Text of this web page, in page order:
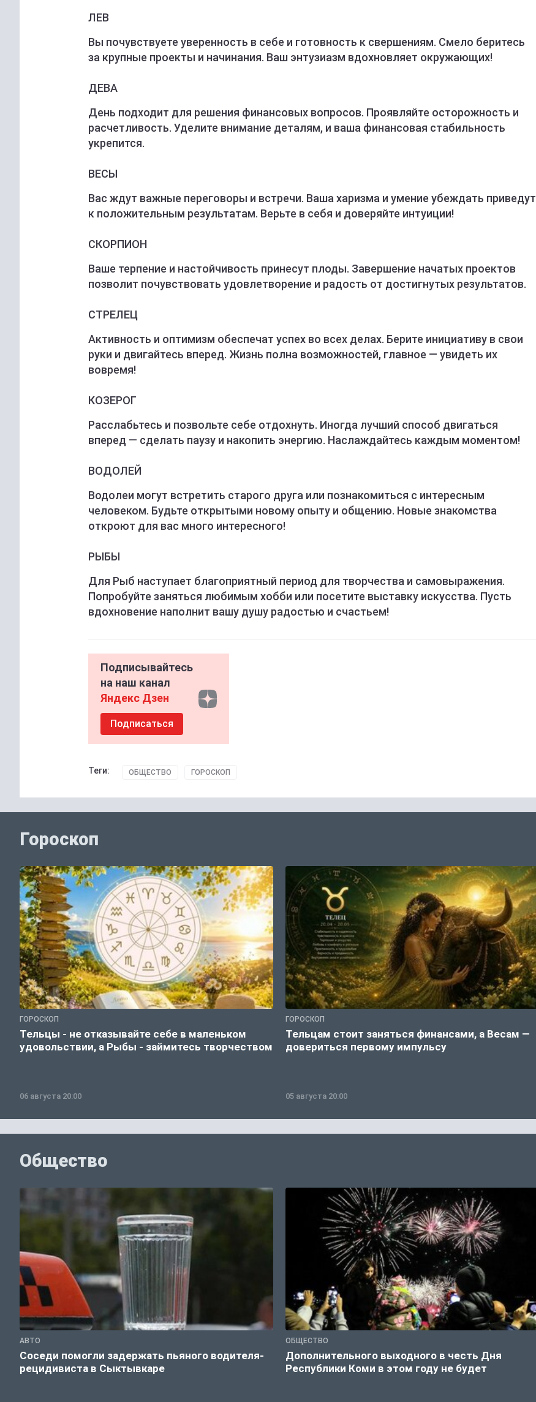
ЛЕВ
Вы почувствуете уверенность в себе и готовность к свершениям. Смело беритесь
за крупные проекты и начинания. Ваш энтузиазм вдохновляет окружающих!
ДЕВА
День подходит для решения финансовых вопросов. Проявляйте осторожность и
расчетливость. Уделите внимание деталям, и ваша финансовая стабильность
укрепится.
ВЕСЫ
Вас ждут важные переговоры и встречи. Ваша харизма и умение убеждать приведут
к положительным результатам. Верьте в себя и доверяйте интуиции!
СКОРПИОН
Ваше терпение и настойчивость принесут плоды. Завершение начатых проектов
позволит почувствовать удовлетворение и радость от достигнутых результатов.
СТРЕЛЕЦ
Активность и оптимизм обеспечат успех во всех делах. Берите инициативу в свои
руки и двигайтесь вперед. Жизнь полна возможностей, главное — увидеть их
вовремя!
КОЗЕРОГ
Расслабьтесь и позвольте себе отдохнуть. Иногда лучший способ двигаться
вперед — сделать паузу и накопить энергию. Наслаждайтесь каждым моментом!
ВОДОЛЕЙ
Водолеи могут встретить старого друга или познакомиться с интересным
человеком. Будьте открытыми новому опыту и общению. Новые знакомства
откроют для вас много интересного!
РЫБЫ
Для Рыб наступает благоприятный период для творчества и самовыражения.
Попробуйте заняться любимым хобби или посетите выставку искусства. Пусть
вдохновение наполнит вашу душу радостью и счастьем!
Подписывайтесь
на наш канал
Яндекс Дзен
Подписаться
Теги: ОБЩЕСТВО ГОРОСКОП
Гороскоп
ГОРОСКОП
Тельцы - не отказывайте себе в маленьком
удовольствии, а Рыбы - займитесь творчеством
06 августа 20:00
ГОРОСКОП
Тельцам стоит заняться финансами, а Весам —
довериться первому импульсу
05 августа 20:00
Общество
АВТО
Соседи помогли задержать пьяного водителя-
рецидивиста в Сыктывкаре
ОБЩЕСТВО
Дополнительного выходного в честь Дня
Республики Коми в этом году не будет